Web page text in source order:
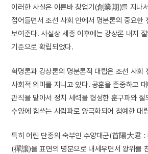
이러한 사실은 이른바 창업기(創業期)를 지나
접어들면서 조선 사회 안에서 명분론의 중요한
보여준다. 사실상 세종 이후에는 강상론 내지
기준으로 확립되었다.
혁명론과 강상론의 명분론적 대립은 조선 사회
사회적 의미를 지니고 있다. 공훈을 존중하고
관직을 맡아서 정치 세력을 형성한 훈구파와 절
수양에 힘쓰는 사림파로 양극화되어 첨예한 대
특히 어린 단종의 숙부인 수양대군(首陽大君 :
(禪讓)을 표면의 명분으로 내세우면서 왕위를